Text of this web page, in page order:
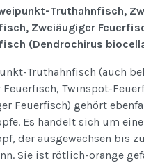
Truthahnfisch,
Zweiäugiger
(Dendrochirus
Truthahnfisch (auch
Feuerfisch, Twinspot-
Feuerfisch) gehört
Es handelt sich um
der ausgewachsen bis
Sie ist rötlich-orange